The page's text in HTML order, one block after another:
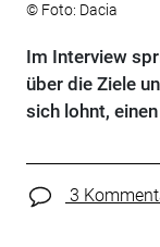
© Foto: Dacia
Im Interview
über die Ziele
sich lohnt,
3